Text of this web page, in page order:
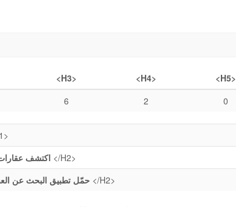
<H3> <H4> <H5>
6 2 0
اكتشف عقارات </H2>
حمّل تطبيق البحث عن</H2>